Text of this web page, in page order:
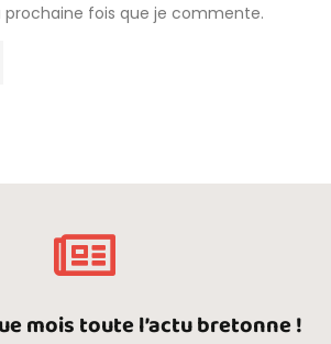
prochaine fois que je commente.
mois toute l’actu bretonne !